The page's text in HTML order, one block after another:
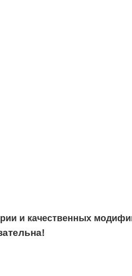
и качественных